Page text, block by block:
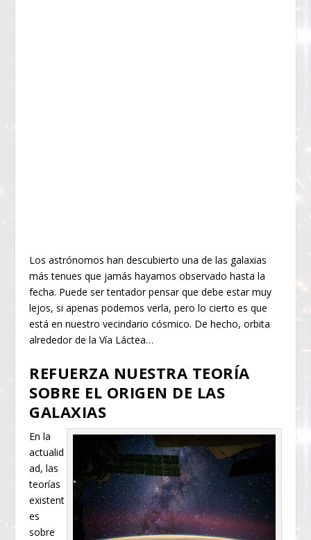
Los astrónomos han descubierto una de las galaxias
más tenues que jamás hayamos observado hasta la
fecha. Puede ser tentador pensar que debe estar muy
lejos, si apenas podemos verla, pero lo cierto es que
está en nuestro vecindario cósmico. De hecho, orbita
alrededor de la Vía Láctea…
REFUERZA NUESTRA TEORÍA
SOBRE EL ORIGEN DE LAS
GALAXIAS
En la
actualid
ad, las
teorías
existent
es
sobre